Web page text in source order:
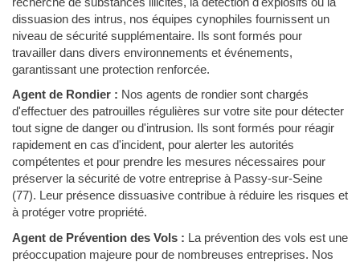
dissuasion des intrus, nos équipes cynophiles fournissent un
niveau de sécurité supplémentaire. Ils sont formés pour
travailler dans divers environnements et événements,
garantissant une protection renforcée.
Agent de Rondier : Nos agents de rondier sont chargés
d'effectuer des patrouilles régulières sur votre site pour détecter
tout signe de danger ou d'intrusion. Ils sont formés pour réagir
rapidement en cas d'incident, pour alerter les autorités
compétentes et pour prendre les mesures nécessaires pour
préserver la sécurité de votre entreprise à Passy-sur-Seine
(77). Leur présence dissuasive contribue à réduire les risques et
à protéger votre propriété.
Agent de Prévention des Vols : La prévention des vols est une
préoccupation majeure pour de nombreuses entreprises. Nos